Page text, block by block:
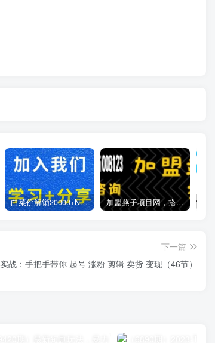
白菜价解锁20000+N个赚钱机会，加入燕子项目网会员，全站资源免费学习。 加盟燕子项目网，搭建同款项目资源站，实现日入2000+
下一篇
战：手把手带你 起号 涨粉 剪辑 卖货 变现（46节）